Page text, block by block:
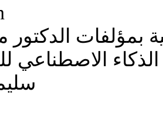
بمؤلفات
الاصطناعي